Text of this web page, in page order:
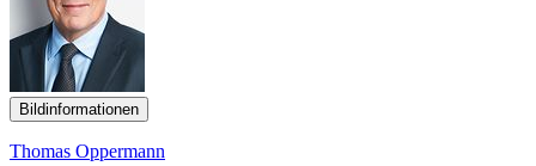
Bildinformationen
Thomas Oppermann